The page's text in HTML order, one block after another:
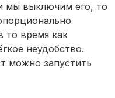
мы выключим его, то
время как
неудобство.
можно запустить